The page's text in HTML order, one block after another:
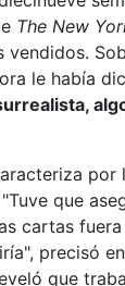
The New
vendidos.
le había
por
que
cartas
precisó
que